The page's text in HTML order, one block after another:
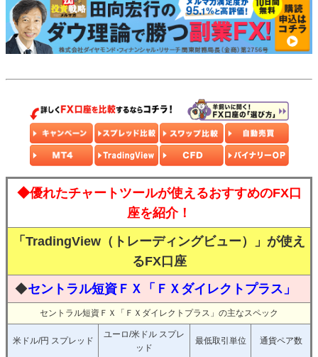
◆優れたチャートツールが使えるおすすめのFX口
座を紹介！
「TradingView（トレーディングビュー）」が使え
るFX口座
◆セントラル短資ＦＸ「ＦＸダイレクトプラス」
セントラル短資ＦＸ「ＦＸダイレクトプラス」の主なスペック
米ドル/円 スプレッド
ユーロ/米ドル スプレ
ッド
最低取引単位 通貨ペア数